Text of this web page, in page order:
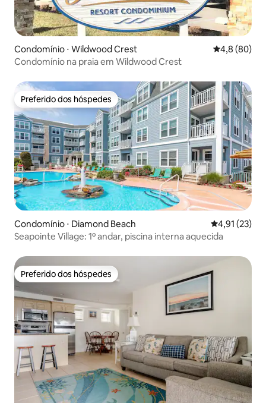
Condomínio ⋅ Wildwood Crest 4,8 de uma
4,8 (80)
Condomínio na praia em Wildwood Crest
Preferido dos hóspedes
Preferido dos hóspedes
Condomínio ⋅ Diamond Beach 4,91 de uma
4,91 (23)
Seapointe Village: 1º andar, piscina interna aquecida
Preferido dos hóspedes
Preferido dos hóspedes